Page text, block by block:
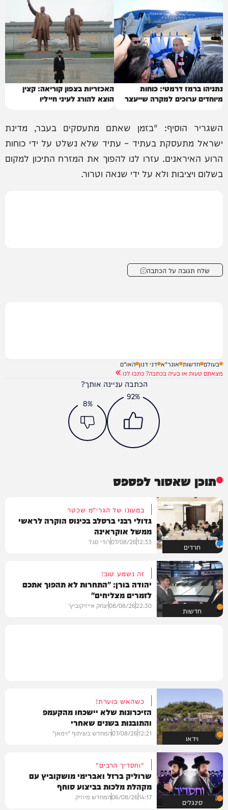
נתניהו ברמז דרמטי: כוחות
מיוחדים ערוכים למקרה שייעצר
האכזריות בצפון קוריאה: קצין
הוצא להורג לעיני חייליו
השגריר הוסיף: "בזמן שאתם מתעסקים בעבר, מדינת
ישראל מתעסקת בעתיד – עתיד שלא נשלט על ידי כוחות
הרוע האיראנים. עזרו לנו להפוך את המזרח התיכון למקום
בשלום ויציבות ולא על ידי שנאה וטרור.
שלח תגובה על הכתבה
בעולם חדשות אונר"א דני דנון האו"ם
מצאתם טעות או בעיה בכתבה? כתבו לנו
הכתבה עניינה אותך?
92%
8%
תוכן שאסור לפספס
חרדים
במעונו של הגרי"מ שכטר
גדולי רבני ברסלב בכינוס הוקרה לראשי
ממשל אוקראינה
12:33
07/08/26דודי סגל
חדשות
זה נשמע טוב!
יהודה בורן: "התחרות לא תהפוך אתכם
לזמרים מצליחים"
22:30
08/08/26יצחק אייזיקוביץ'
וידאו
כשהאש בוערת!
הזיכרונות שלא יישכחו מהקעמפ
והתובנות בשנים שאחרי
12:21
07/08/26המחדש בשיתוף "וימאן"
סינגלים
"וחסדיך הרבים"
שרוליק ברזל ואברימי מושקוביץ עם
מקהלת מלכות בביצוע סוחף
14:17
06/08/26המחדש מיוזיק